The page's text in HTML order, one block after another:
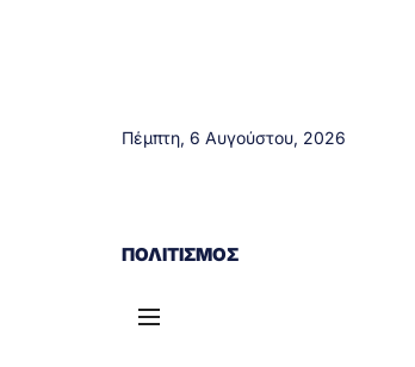
Πέμπτη, 6 Αυγούστου, 2026
ΠΟΛΙΤΙΣΜΌΣ